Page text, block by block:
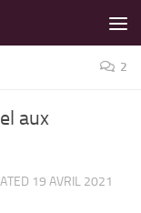
2
aux
19 AVRIL 2021